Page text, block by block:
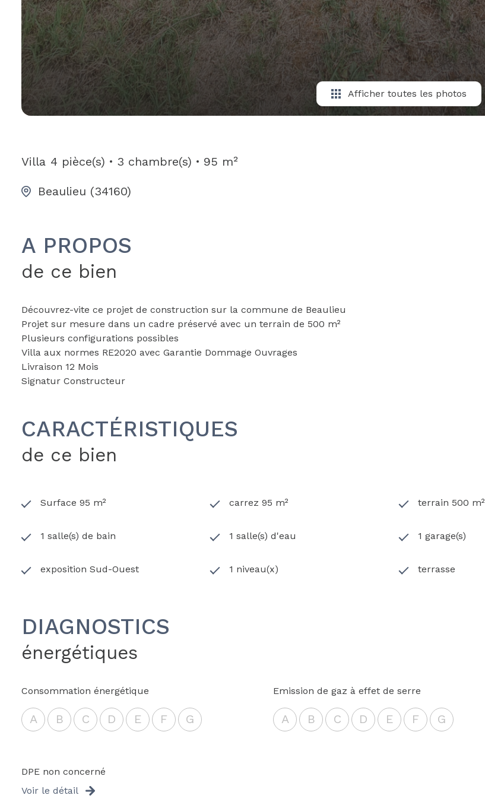
Afficher toutes les photos
Villa 4 pièce(s) 3 chambre(s) 95 m²
Beaulieu (34160)
A PROPOS
de ce bien
Découvrez-vite ce projet de construction sur la commune de Beaulieu
Projet sur mesure dans un cadre préservé avec un terrain de 500 m²
Plusieurs configurations possibles
Villa aux normes RE2020 avec Garantie Dommage Ouvrages
Livraison 12 Mois
Signatur Constructeur
CARACTÉRISTIQUES
de ce bien
Surface 95 m² carrez 95 m² terrain 500 m²
1 salle(s) de bain 1 salle(s) d'eau 1 garage(s)
exposition Sud-Ouest 1 niveau(x) terrasse
DIAGNOSTICS
énergétiques
Consommation énergétique
A B C D E F G
Emission de gaz à effet de serre
A B C D E F G
DPE non concerné
Voir le détail